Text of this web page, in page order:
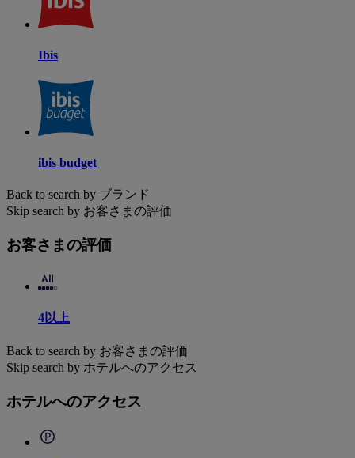
Ibis
ibis budget
Back to search by ブランド
Skip search by お客さまの評価
お客さまの評価
4以上
Back to search by お客さまの評価
Skip search by ホテルへのアクセス
ホテルへのアクセス